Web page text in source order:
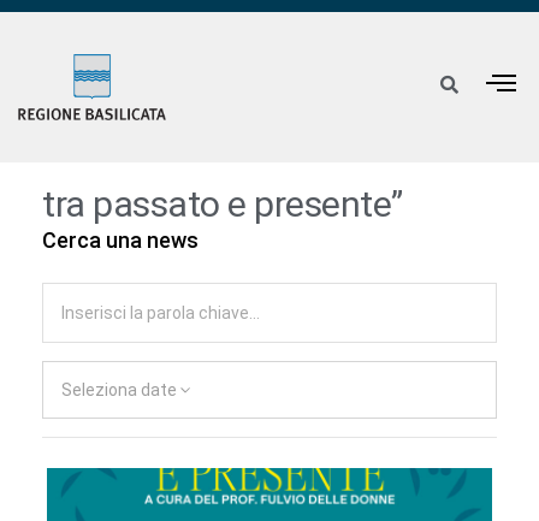
tra passato e presente”
Cerca una news
Seleziona date